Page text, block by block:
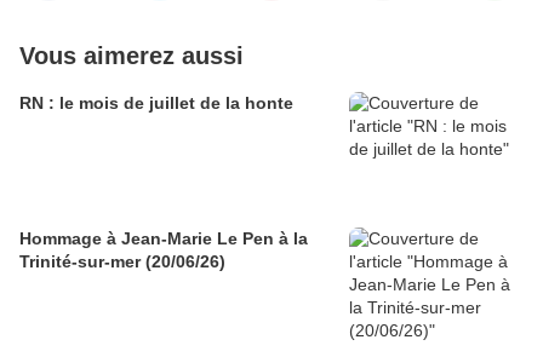
Vous aimerez aussi
RN : le mois de juillet de la honte
Hommage à Jean-Marie Le Pen à la
Trinité-sur-mer (20/06/26)